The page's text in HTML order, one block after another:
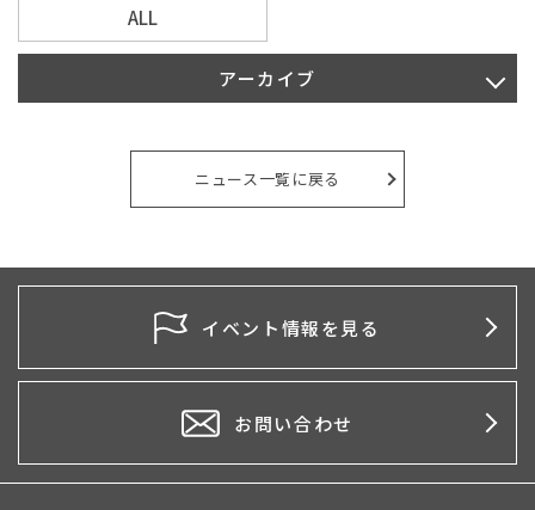
ALL
アーカイブ
2026年7月
2026年5月
2026年4月
2026年3月
2026年2月
2026年1月
ニュース一覧に戻る
イベント情報を見る
お問い合わせ